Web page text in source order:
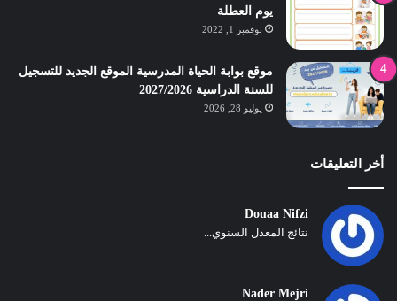
يوم العطلة
نوفمبر 1, 2022
موقع بوابة الحياة المدرسية الموقع الجديد للتسجيل
للسنة الدراسية 2027/2026
يوليو 28, 2026
أخر التعليقات
Douaa Nifzi
نتائج المعدل السنوي...
Nader Mejri